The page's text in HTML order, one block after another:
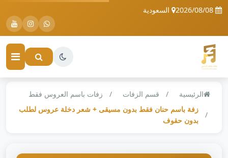
السعودية
الرئيسية قسم الزفات
زفات باسم العروس فقط
زفة باسم حنان فقط بدون مسيقى + شعر دخلة عروس لطلب
بدون حقوف